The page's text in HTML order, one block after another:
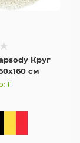
Круг
см
11